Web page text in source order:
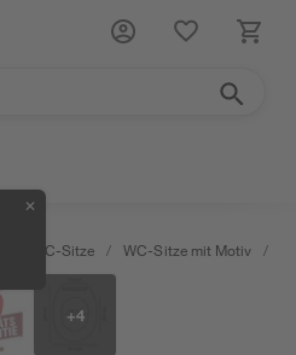
✕
WC-Sitze / WC-Sitze mit Motiv /
+4